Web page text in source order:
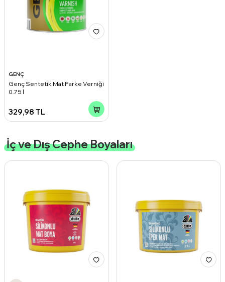
GENÇ
Genç Sentetik Mat Parke Verniği
0.75 l
329,98 TL
İç ve Dış Cephe Boyaları